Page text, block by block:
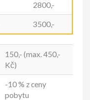
2800,-
3500,-
150,- (max. 450,-
Kč)
-10 % z ceny
pobytu